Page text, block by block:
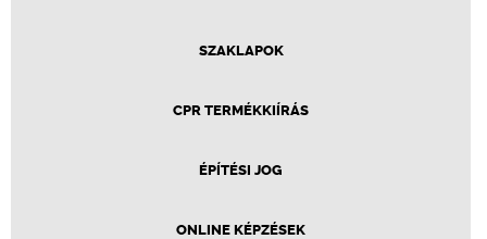
SZAKLAPOK
CPR TERMÉKKIÍRÁS
ÉPÍTÉSI JOG
ONLINE KÉPZÉSEK